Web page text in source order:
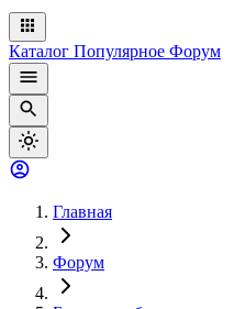
Каталог Популярное Форум
Главная
Форум